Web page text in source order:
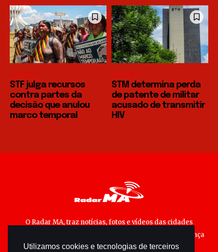
Utilizamos cookies e tecnologias de terceiros
JUSTIÇA
STF julga recursos
contra partes da
decisão que anulou
marco temporal
JUSTIÇA
STM determina perda
de patente de militar
acusado de transmitir
HIV
O Radar MA, traz notícias, fotos e vídeos das cidades
maranhenses; matérias especiais sobre política, segurança
pública e cultura popular.